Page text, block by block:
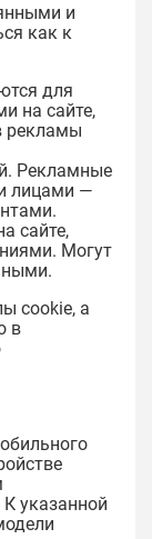
и
как к
для
на сайте,
рекламы
Рекламные
лицами —
сайте,
Могут
cookie, а
в
указанной